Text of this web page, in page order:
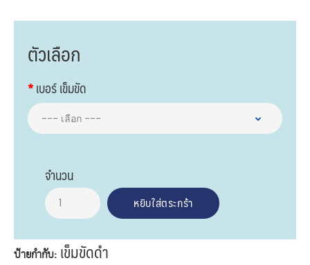
ตัวเลือก
เบอร์ เข็มขัด
จำนวน
ป้ายกำกับ: เข็มขัดดำ